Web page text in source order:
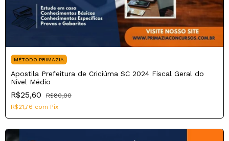
MÉTODO PRIMAZIA
Apostila Prefeitura de Criciúma SC 2024 Fiscal Geral do
Nível Médio
R$25,60
R$80,00
R$21,76 com Pix